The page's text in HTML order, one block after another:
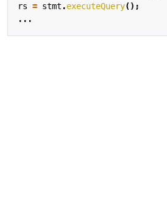
rs = stmt .executeQuery();
...